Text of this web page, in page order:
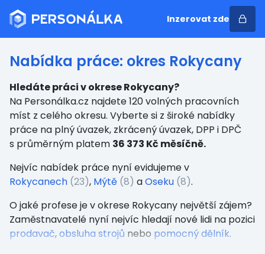
Inzerovat zde
Nabídka práce: okres Rokycany
Hledáte práci v okrese Rokycany?
Na Personálka.cz najdete 120 volných pracovních
míst z celého okresu. Vyberte si z široké nabídky
práce na plný úvazek, zkrácený úvazek, DPP i DPČ
s průměrným platem 36 373 Kč měsíčně.
Nejvíc nabídek práce nyní evidujeme v
Rokycanech (23), Mýtě (8) aOseku (8).
O jaké profese je v okrese Rokycany největší zájem?
Zaměstnavatelé nyní nejvíc hledají nové lidi na pozici
prodavač,obsluha strojů nebo pomocný dělník.